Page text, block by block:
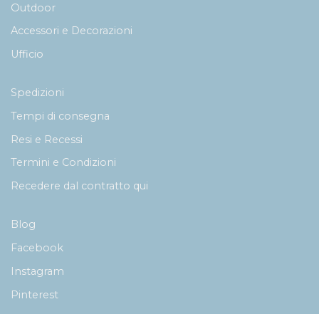
Outdoor
Accessori e Decorazioni
Ufficio
Spedizioni
Tempi di consegna
Resi e Recessi
Termini e Condizioni
Recedere dal contratto qui
Blog
Facebook
Instagram
Pinterest